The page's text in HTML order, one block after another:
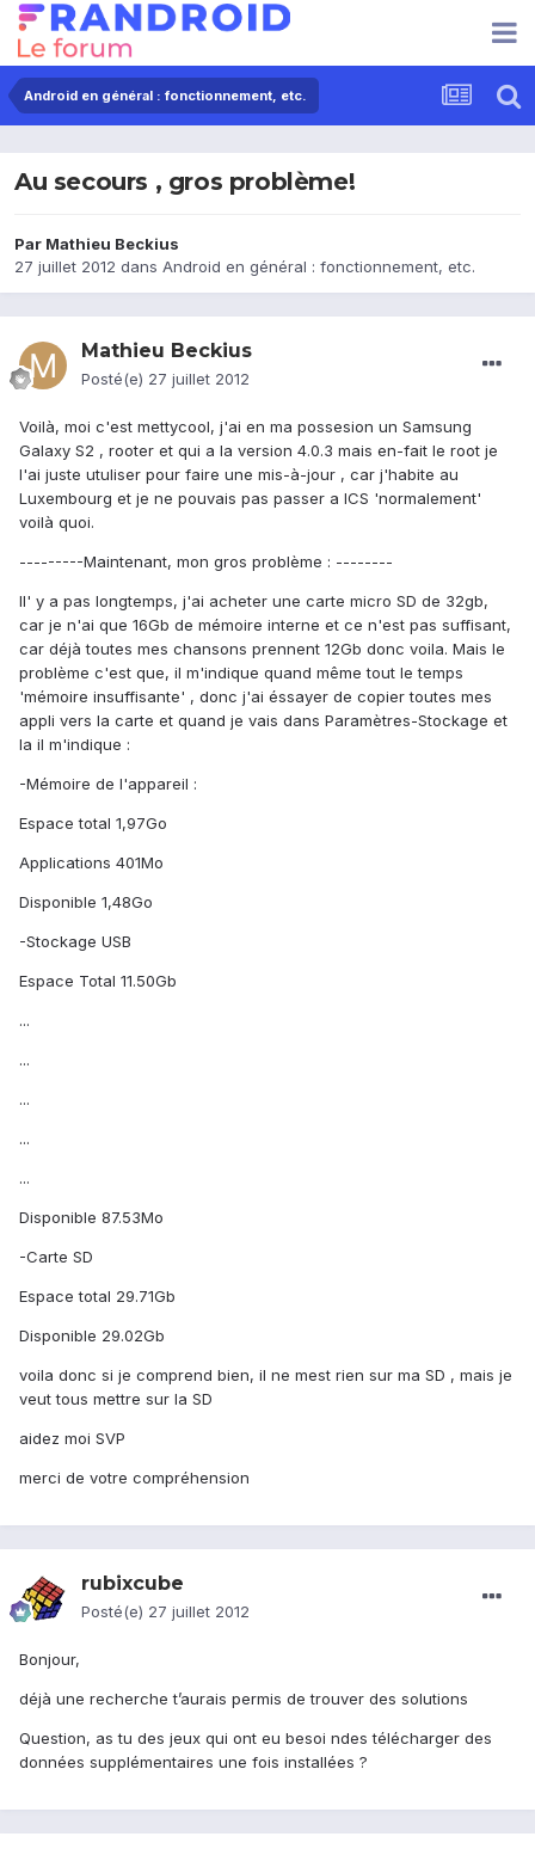
Android en général : fonctionnement, etc.
Au secours , gros problème!
Par Mathieu Beckius
27 juillet 2012 dans Android en général : fonctionnement, etc.
Mathieu Beckius
Posté(e) 27 juillet 2012
Voilà, moi c'est mettycool, j'ai en ma possesion un Samsung
Galaxy S2 , rooter et qui a la version 4.0.3 mais en-fait le root je
l'ai juste utuliser pour faire une mis-à-jour , car j'habite au
Luxembourg et je ne pouvais pas passer a ICS 'normalement'
voilà quoi.
---------Maintenant, mon gros problème : --------
Il' y a pas longtemps, j'ai acheter une carte micro SD de 32gb,
car je n'ai que 16Gb de mémoire interne et ce n'est pas suffisant,
car déjà toutes mes chansons prennent 12Gb donc voila. Mais le
problème c'est que, il m'indique quand même tout le temps
'mémoire insuffisante' , donc j'ai éssayer de copier toutes mes
appli vers la carte et quand je vais dans Paramètres-Stockage et
la il m'indique :
-Mémoire de l'appareil :
Espace total 1,97Go
Applications 401Mo
Disponible 1,48Go
-Stockage USB
Espace Total 11.50Gb
...
...
...
...
...
Disponible 87.53Mo
-Carte SD
Espace total 29.71Gb
Disponible 29.02Gb
voila donc si je comprend bien, il ne mest rien sur ma SD , mais je
veut tous mettre sur la SD
aidez moi SVP
merci de votre compréhension
rubixcube
Posté(e) 27 juillet 2012
Bonjour,
déjà une recherche t’aurais permis de trouver des solutions
Question, as tu des jeux qui ont eu besoi ndes télécharger des
données supplémentaires une fois installées ?